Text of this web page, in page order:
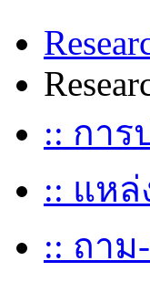
:: การ
:: แหล่
:: ถา